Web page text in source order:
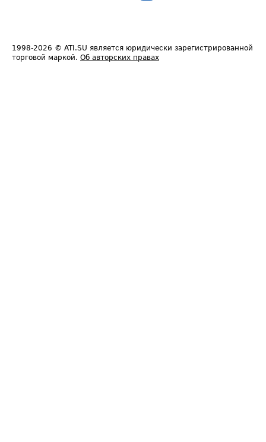
1998-2026 © ATI.SU является юридически зарегистрированной
торговой маркой. Об авторских правах